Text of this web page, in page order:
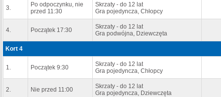
3.
Po odpoczynku, nie
przed 11:30
Skrzaty - do 12 lat
Gra pojedyncza, Chłopcy
4. Początek 17:30
Skrzaty - do 12 lat
Gra podwójna, Dziewczęta
Kort 4
1. Początek 9:30
Skrzaty - do 12 lat
Gra pojedyncza, Chłopcy
2. Nie przed 11:00
Skrzaty - do 12 lat
Gra pojedyncza, Dziewczęta